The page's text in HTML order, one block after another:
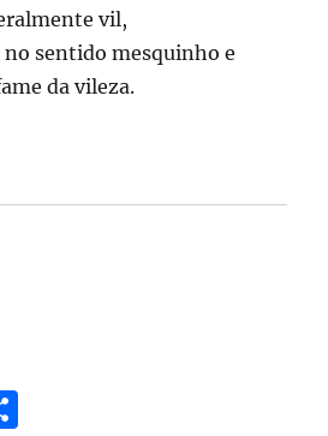
vil,
no sentido mesquinho e
da vileza.